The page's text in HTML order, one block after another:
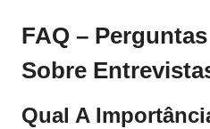
FAQ –
Sobre
Qual A